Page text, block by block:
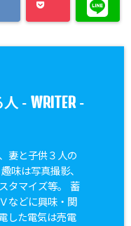
人 - WRITER-
妻と子供３人の
味は写真撮影、
タマイズ等。 蓄
などに興味・関
した電気は売電